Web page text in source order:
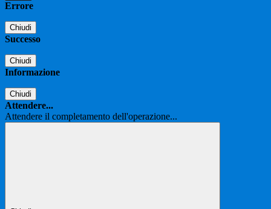
Errore
Chiudi
Successo
Chiudi
Informazione
Chiudi
Attendere...
Attendere il completamento dell'operazione...